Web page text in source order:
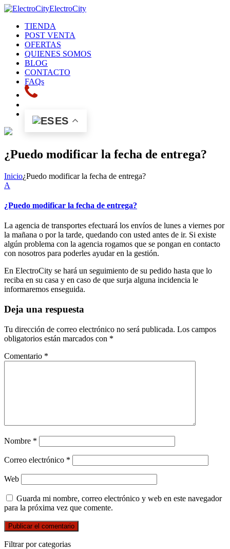
ElectroCity
TIENDA
POST VENTA
OFERTAS
QUIENES SOMOS
BLOG
CONTACTO
FAQs
ES
¿Puedo modificar la fecha de entrega?
Inicio¿Puedo modificar la fecha de entrega?
A
¿Puedo modificar la fecha de entrega?
La agencia de transportes efectuará los envíos de lunes a viernes por
la mañana o por la tarde, quedando con usted antes de ir. Si existe
algún problema con la agencia rogamos que se pongan en contacto
con nosotros para poderles ayudar en la gestión.
En ElectroCity se hará un seguimiento de su pedido hasta que lo
reciba en su casa y en caso de que surja alguna incidencia le
informaremos enseguida.
Deja una respuesta
Tu dirección de correo electrónico no será publicada. Los campos
obligatorios están marcados con *
Comentario *
Nombre *
Correo electrónico *
Web
Guarda mi nombre, correo electrónico y web en este navegador
para la próxima vez que comente.
Filtrar por categorias